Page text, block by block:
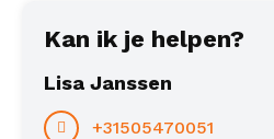
Kan ik je helpen?
Lisa Janssen
+31505470051